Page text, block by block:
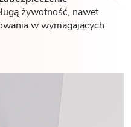
żywotność, nawet
w wymagających